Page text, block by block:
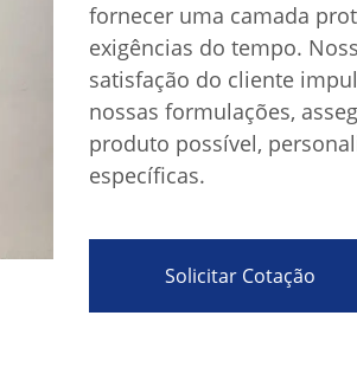
fornecer uma camada
exigências do tempo.
satisfação do cliente
nossas formulações,
produto possível,
específicas.
Solicitar Cotação